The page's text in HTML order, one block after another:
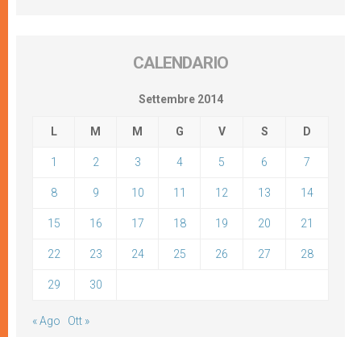
CALENDARIO
Settembre 2014
L M M G V S D
1 2 3 4 5 6 7
8 9 10 11 12 13 14
15 16 17 18 19 20 21
22 23 24 25 26 27 28
29 30
« Ago Ott »